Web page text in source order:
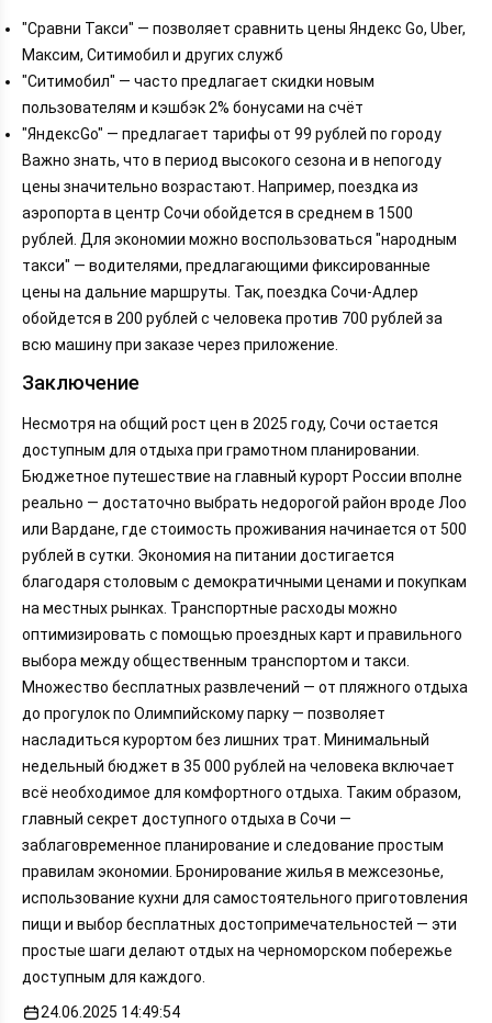
"Сравни Такси" — позволяет сравнить цены Яндекс Go, Uber,
Максим, Ситимобил и других служб
"Ситимобил" — часто предлагает скидки новым
пользователям и кэшбэк 2% бонусами на счёт
"ЯндексGo" — предлагает тарифы от 99 рублей по городу
Важно знать, что в период высокого сезона и в непогоду
цены значительно возрастают. Например, поездка из
аэропорта в центр Сочи обойдется в среднем в 1500
рублей. Для экономии можно воспользоваться "народным
такси" — водителями, предлагающими фиксированные
цены на дальние маршруты. Так, поездка Сочи-Адлер
обойдется в 200 рублей с человека против 700 рублей за
всю машину при заказе через приложение.
Заключение
Несмотря на общий рост цен в 2025 году, Сочи остается
доступным для отдыха при грамотном планировании.
Бюджетное путешествие на главный курорт России вполне
реально — достаточно выбрать недорогой район вроде Лоо
или Вардане, где стоимость проживания начинается от 500
рублей в сутки. Экономия на питании достигается
благодаря столовым с демократичными ценами и покупкам
на местных рынках. Транспортные расходы можно
оптимизировать с помощью проездных карт и правильного
выбора между общественным транспортом и такси.
Множество бесплатных развлечений — от пляжного отдыха
до прогулок по Олимпийскому парку — позволяет
насладиться курортом без лишних трат. Минимальный
недельный бюджет в 35 000 рублей на человека включает
всё необходимое для комфортного отдыха. Таким образом,
главный секрет доступного отдыха в Сочи —
заблаговременное планирование и следование простым
правилам экономии. Бронирование жилья в межсезонье,
использование кухни для самостоятельного приготовления
пищи и выбор бесплатных достопримечательностей — эти
простые шаги делают отдых на черноморском побережье
доступным для каждого.
24.06.2025 14:49:54